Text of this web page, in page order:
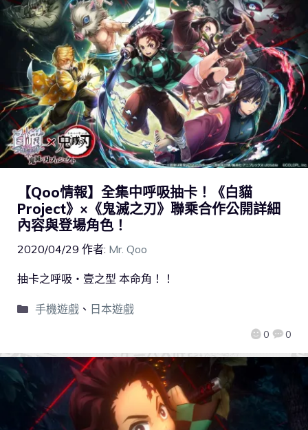
【Qoo情報】全集中呼吸抽卡！《白貓
Project》×《鬼滅之刃》聯乘合作公開詳細
內容與登場角色！
2020/04/29 作者: Mr. Qoo
0 0
抽卡之呼吸・壹之型 本命角！！
手機遊戲、 日本遊戲